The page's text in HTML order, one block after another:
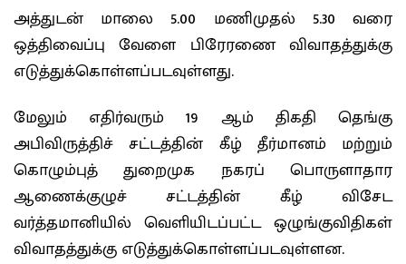
அத்துடன் மாலை 5.00 மணிமுதல் 5.30 வரை
ஒத்திவைப்பு வேளை பிரேரணை விவாதத்துக்கு
எடுத்துக்கொள்ளப்படவுள்ளது.
மேலும் எதிர்வரும் 19 ஆம் திகதி தெங்கு
அபிவிருத்திச் சட்டத்தின் கீழ் தீர்மானம் மற்றும்
கொழும்புத் துறைமுக நகரப் பொருளாதார
ஆணைக்குழுச் சட்டத்தின் கீழ் விசேட
வர்த்தமானியில் வெளியிடப்பட்ட ஒழுங்குவிதிகள்
விவாதத்துக்கு எடுத்துக்கொள்ளப்படவுள்ளன.